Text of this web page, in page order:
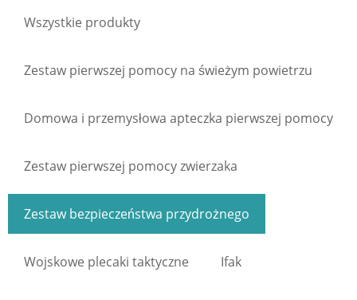
Wszystkie produkty
Zestaw pierwszej pomocy na świeżym powietrzu
Domowa i przemysłowa apteczka pierwszej pomocy
Zestaw pierwszej pomocy zwierzaka
Zestaw bezpieczeństwa przydrożnego
Wojskowe plecaki taktyczne Ifak